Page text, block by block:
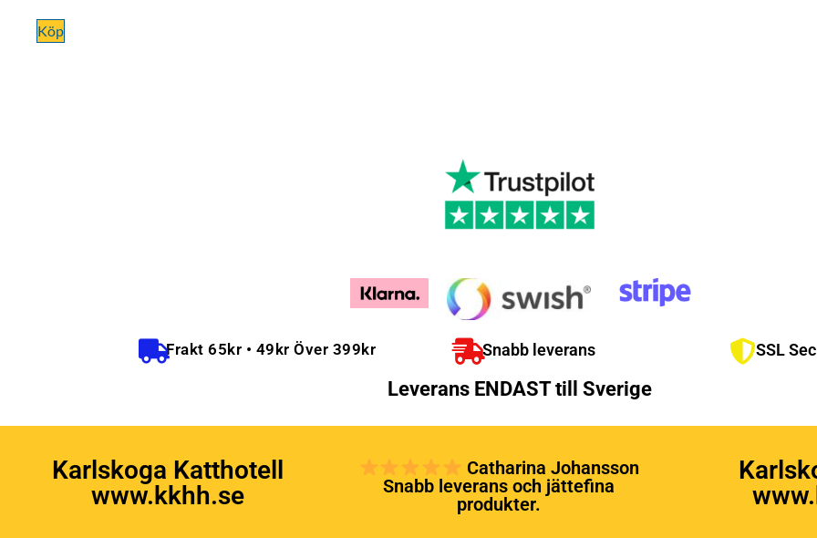
Köp
Frakt 65kr • 49kr Över 399kr Snabb leverans SSL
Leverans ENDAST till Sverige
Karlskoga Katthotell
www.kkhh.se
Catharina Johansson
Snabb leverans och jättefina
produkter.